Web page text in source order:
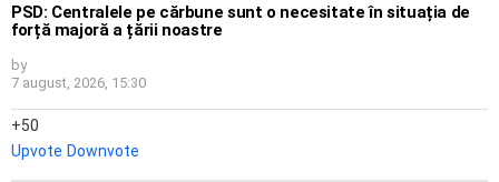
PSD: Centralele pe cărbune sunt o necesitate în situația de
forță majoră a țării noastre
by
7 august, 2026, 15:30
50
Upvote Downvote